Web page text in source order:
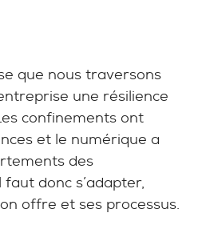
que nous traversons
une résilience
confinements ont
et le numérique a
des
donc s’adapter,
offre et ses processus.